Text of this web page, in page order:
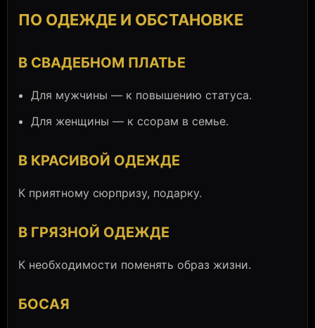
ПО ОДЕЖДЕ И ОБСТАНОВКЕ
В СВАДЕБНОМ ПЛАТЬЕ
Для мужчины — к повышению статуса.
Для женщины — к ссорам в семье.
В КРАСИВОЙ ОДЕЖДЕ
К приятному сюрпризу, подарку.
В ГРЯЗНОЙ ОДЕЖДЕ
К необходимости поменять образ жизни.
БОСАЯ